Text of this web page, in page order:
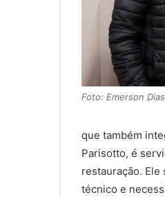
Foto: Emerson
que também
Parisotto, é
restauração.
técnico e